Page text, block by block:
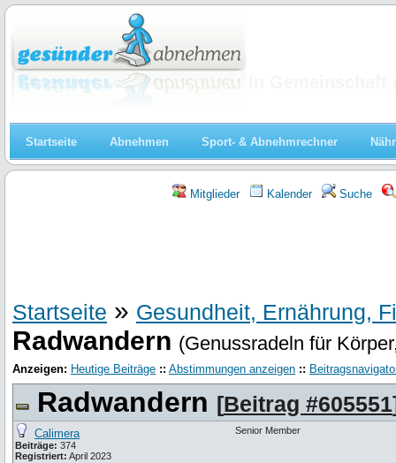
Startseite Abnehmen Sport- & Abnehmrechner
Mitglieder Kalender Suche
Startseite » Gesundheit, Ernährung,
Radwandern (Genussradeln für
Anzeigen: Heutige Beiträge :: Abstimmungen anzeigen ::
Radwandern [Beitrag #605551
Calimera
Beiträge: 374
Registriert: April 2023
Senior Member